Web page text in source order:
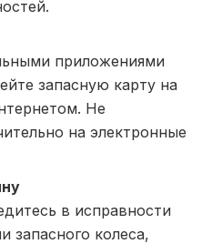
приложениями
запасную карту на
Не
на электронные
в исправности
запасного колеса,